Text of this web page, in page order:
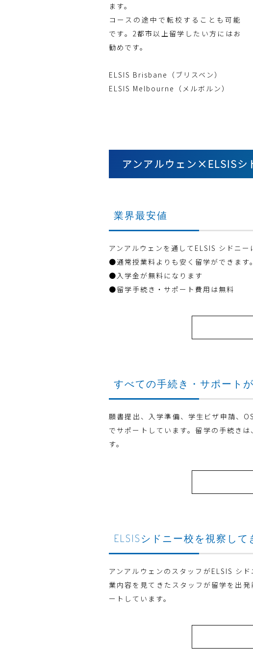
ます。
コースの途中で転校することも可能
です。2都市以上留学したい方にはお
勧めです。
ELSIS Brisbane（ブリスベン）
ELSIS Melbourne（メルボルン）
アンアルウェン×ELSISシ
業界最安値
アンアルウェンを通してELSIS シドニー
●通常授業料よりも安く留学ができます。
●入学金が無料になります
●留学手続き・サポート費用は無料
すべての手続き・サポート
願書提出、入学準備、学生ビザ申請、
でサポートしています。留学の手続き
す。
ELSISシドニー校を視察し
アンアルウェンのスタッフがELSIS シ
業内容を見てきたスタッフが留学を出
ートしています。